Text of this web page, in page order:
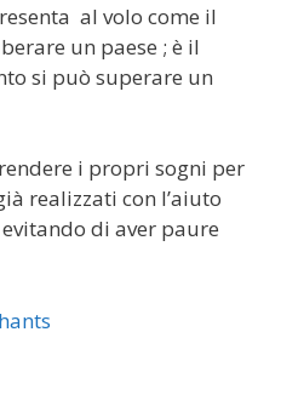
al volo come il
un paese ; è il
si può superare un
i propri sogni per
realizzati con l’aiuto
di aver paure